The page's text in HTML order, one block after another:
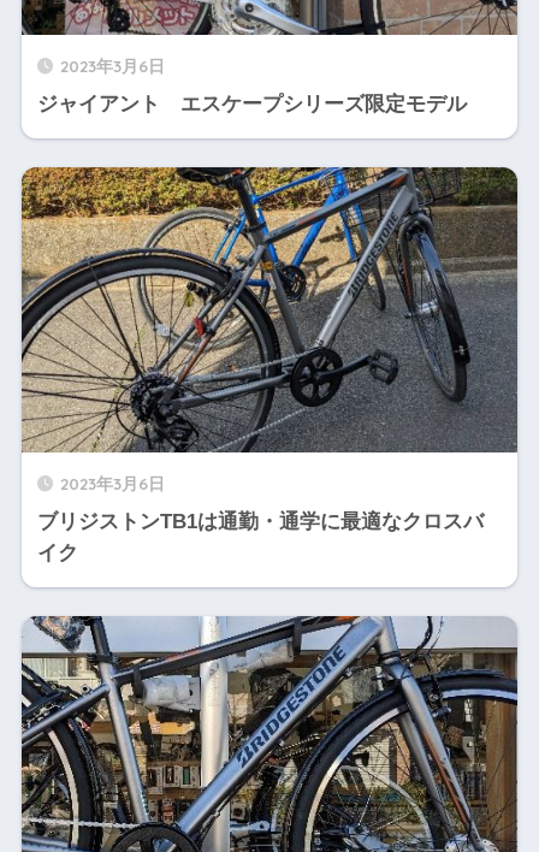
2023年3月6日
ジャイアント エスケープシリーズ限定モデル
2023年3月6日
ブリジストンTB1は通勤・通学に最適なクロスバ
イク